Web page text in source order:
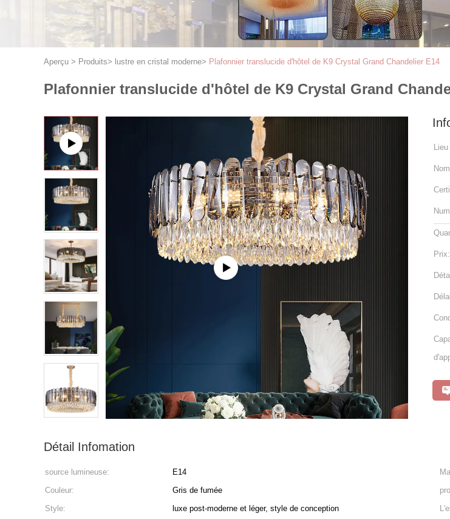
Aperçu > Produits> lustre en cristal moderne> Plafonnier translucide d'hôtel de K9 Crystal Grand Chandelier E14
Plafonnier translucide d'hôtel de K9 Crystal Grand
Prix:
Détail Infomation
source lumineuse: E14
Couleur:
Gris de fumée
Style:
luxe post-moderne et léger, style de conception